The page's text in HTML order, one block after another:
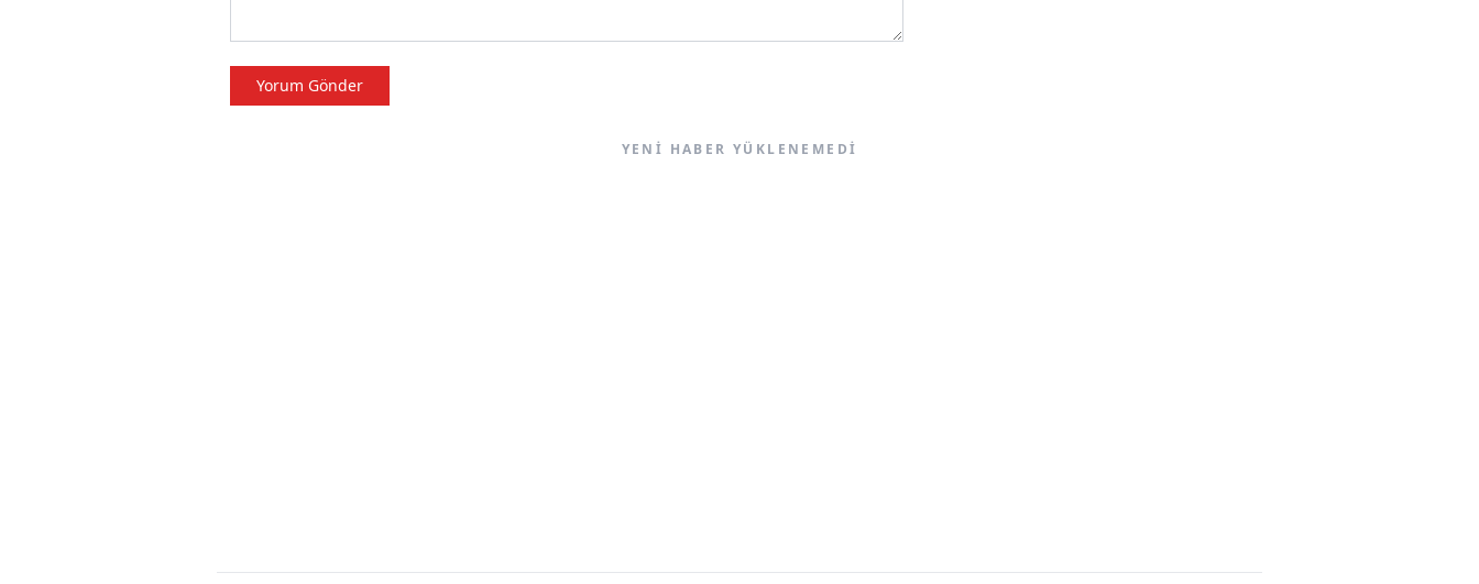
Yorum Gönder
YENI HABER YÜKLENEMEDI